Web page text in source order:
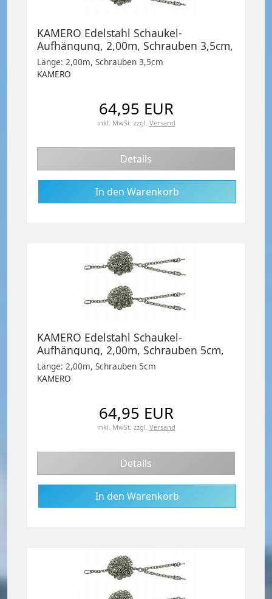
KAMERO Edelstahl Schaukel-
Aufhängung, 2,00m, Schrauben 3,5cm,
Set zum Schaukel selber bauen
Länge: 2,00m, Schrauben 3,5cm
KAMERO
64,95 EUR
inkl. MwSt. zzgl. Versand
Details
KAMERO Edelstahl Schaukel-
Aufhängung, 2,00m, Schrauben 5cm,
Set zum Schaukel selber bauen
Länge: 2,00m, Schrauben 5cm
KAMERO
64,95 EUR
inkl. MwSt. zzgl. Versand
Details